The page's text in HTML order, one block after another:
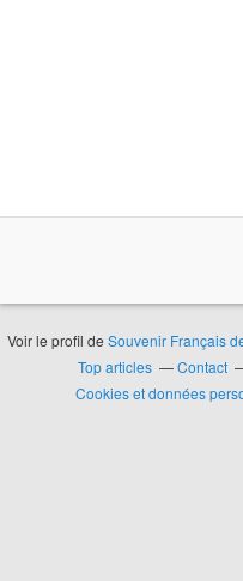
Voir le profil de Souvenir Français
Top articles
Contact
Cookies et données